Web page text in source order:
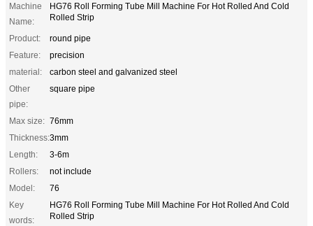
Machine
Name:
HG76 Roll Forming Tube Mill Machine For Hot Rolled And Cold
Rolled Strip
Product:
round pipe
Feature:
precision
material:
carbon steel and galvanized steel
Other
pipe:
square pipe
Max size: 76mm
Thickness:3mm
Length:
3-6m
Rollers:
not include
Model:
76
Key
words:
HG76 Roll Forming Tube Mill Machine For Hot Rolled And Cold
Rolled Strip